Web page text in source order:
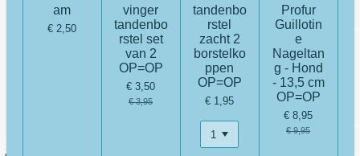
am
€ 2,50
vinger
tandenbo
rstel set
van 2
OP=OP
€ 3,50
€ 3,95
tandenbo
rstel
zacht 2
borstelko
ppen
OP=OP
€ 1,95
Profur
Guillotin
e
Nageltan
g - Hond
- 13,5 cm
OP=OP
€ 8,95
€ 9,95